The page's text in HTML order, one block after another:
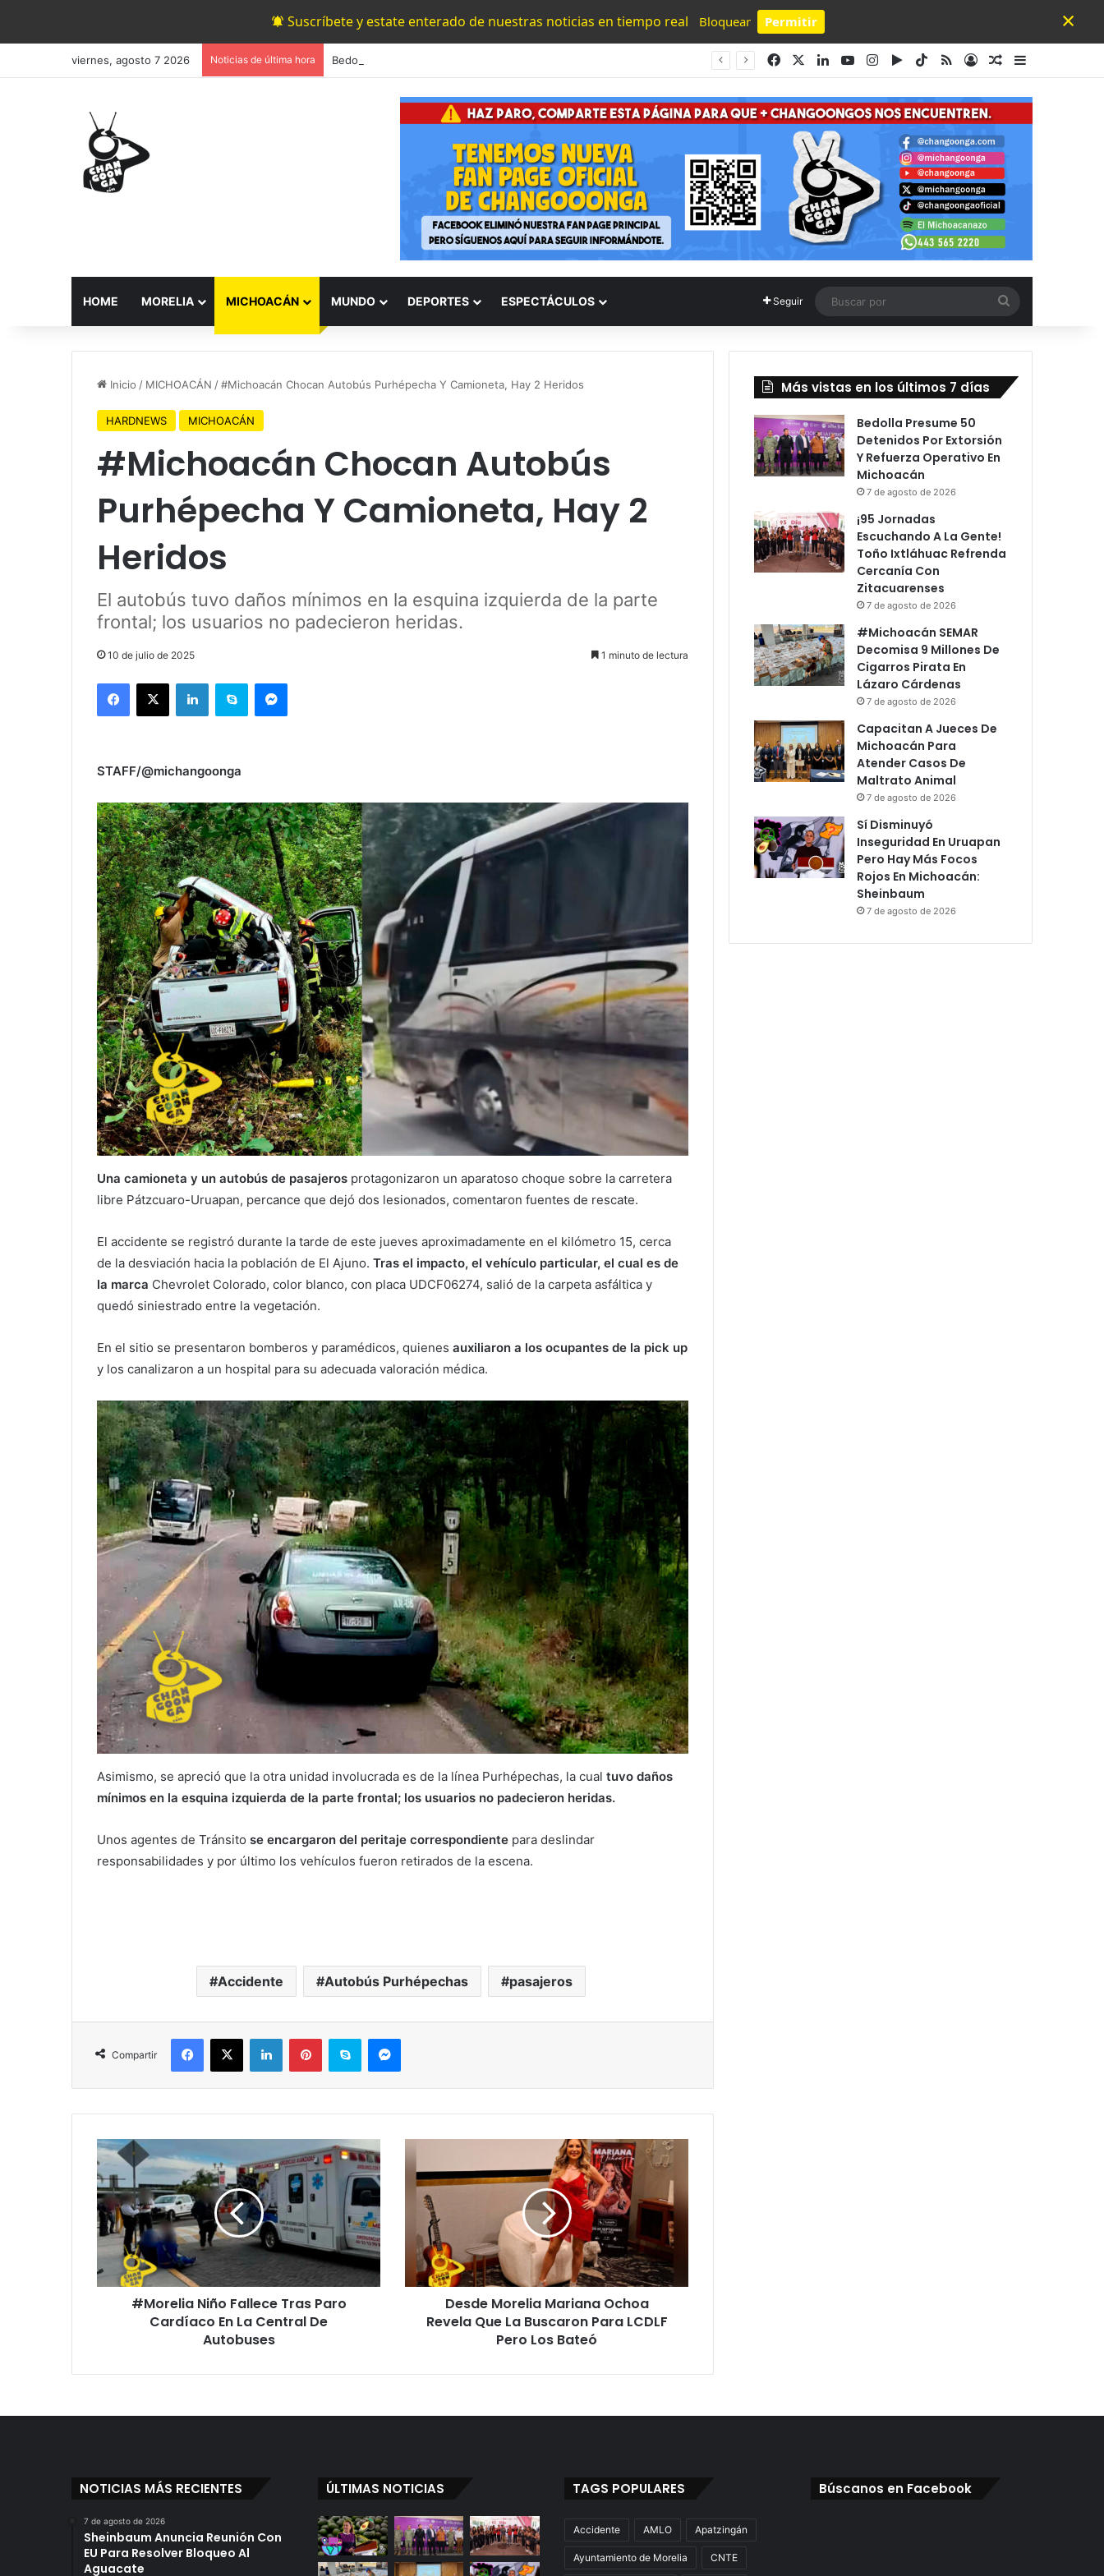
Suscríbete y estate enterado de nuestras noticias en tiempo real Bloquear Permitir
Powered by SendPulse
×
viernes, agosto 7 2026 Noticias de última hora FacebookLinkedInYouTubeInstagram
Google Play
TikTok
RSSAccesoPublicación al
Barra lateral
HOME MORELIA MICHOACÁN MUNDO DEPORTES ESPECTÁCULOS Seguir
por
Inicio / MICHOACÁN /#Michoacán Chocan Autobús Purhépecha Y Camioneta, Hay 2 Heridos
HARDNEWS MICHOACÁN
#Michoacán Chocan Autobús
Purhépecha Y Camioneta, Hay 2
Heridos
El autobús tuvo daños mínimos en la esquina izquierda de la parte
frontal; los usuarios no padecieron heridas.
10 de julio de 2025 1 minuto de lectura
Facebook
X LinkedInSkype Messenger
STAFF/@michangoonga
Una camioneta y un autobús de pasajeros protagonizaron un aparatoso choque sobre la carretera
libre Pátzcuaro-Uruapan, percance que dejó dos lesionados, comentaron fuentes de rescate.
El accidente se registró durante la tarde de este jueves aproximadamente en el kilómetro 15, cerca
de la desviación hacia la población de El Ajuno. Tras el impacto, el vehículo particular, el cual es de
la marca Chevrolet Colorado, color blanco, con placa UDCF06274, salió de la carpeta asfáltica y
quedó siniestrado entre la vegetación.
En el sitio se presentaron bomberos y paramédicos, quienes auxiliaron a los ocupantes de la pick up
y los canalizaron a un hospital para su adecuada valoración médica.
Asimismo, se apreció que la otra unidad involucrada es de la línea Purhépechas, la cual tuvo daños
mínimos en la esquina izquierda de la parte frontal; los usuarios no padecieron heridas.
Unos agentes de Tránsito se encargaron del peritaje correspondiente para deslindar
responsabilidades y por último los vehículos fueron retirados de la escena.
Accidente Autobús Purhépechas pasajeros
Compartir
Facebook
X LinkedInPinterestSkype Messenger
#Morelia
Niño
Fallece
Tras
Paro
Cardíaco
En
La
Central
Autobuses
#Morelia Niño Fallece Tras Paro
Cardíaco En La Central De
Autobuses
Mariana
Ochoa
Revela
Que
Buscaron
Para
Pero
Desde Morelia Mariana Ochoa
Revela Que La Buscaron Para LCDLF
Pero Los Bateó
Más vistas en los últimos 7 días
Bedolla Presume 50
Detenidos Por Extorsión
Y Refuerza Operativo En
Michoacán
7 de agosto de 2026
¡95 Jornadas
Escuchando A La Gente!
Toño Ixtláhuac Refrenda
Cercanía Con
Zitacuarenses
7 de agosto de 2026
#Michoacán SEMAR
Decomisa 9 Millones De
Cigarros Pirata En
Lázaro Cárdenas
7 de agosto de 2026
Capacitan A Jueces De
Michoacán Para
Atender Casos De
Maltrato Animal
7 de agosto de 2026
Sí Disminuyó
Inseguridad En Uruapan
Pero Hay Más Focos
Rojos En Michoacán:
Sheinbaum
7 de agosto de 2026
NOTICIAS MÁS RECIENTES
7 de agosto de 2026
Sheinbaum Anuncia Reunión Con
EU Para Resolver Bloqueo Al
Aguacate
ÚLTIMAS NOTICIAS TAGS POPULARES
Accidente AMLO Apatzingán
Ayuntamiento de Morelia CNTE
Búscanos en Facebook